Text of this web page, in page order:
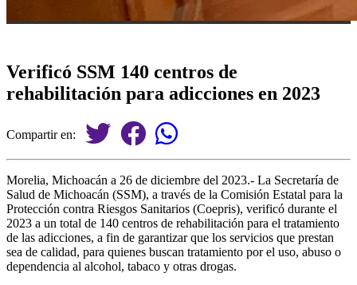
Verificó SSM 140 centros de
rehabilitación para adicciones en 2023
Compartir en:
Morelia, Michoacán a 26 de diciembre del 2023.- La Secretaría de
Salud de Michoacán (SSM), a través de la Comisión Estatal para la
Protección contra Riesgos Sanitarios (Coepris), verificó durante el
2023 a un total de 140 centros de rehabilitación para el tratamiento
de las adicciones, a fin de garantizar que los servicios que prestan
sea de calidad, para quienes buscan tratamiento por el uso, abuso o
dependencia al alcohol, tabaco y otras drogas.